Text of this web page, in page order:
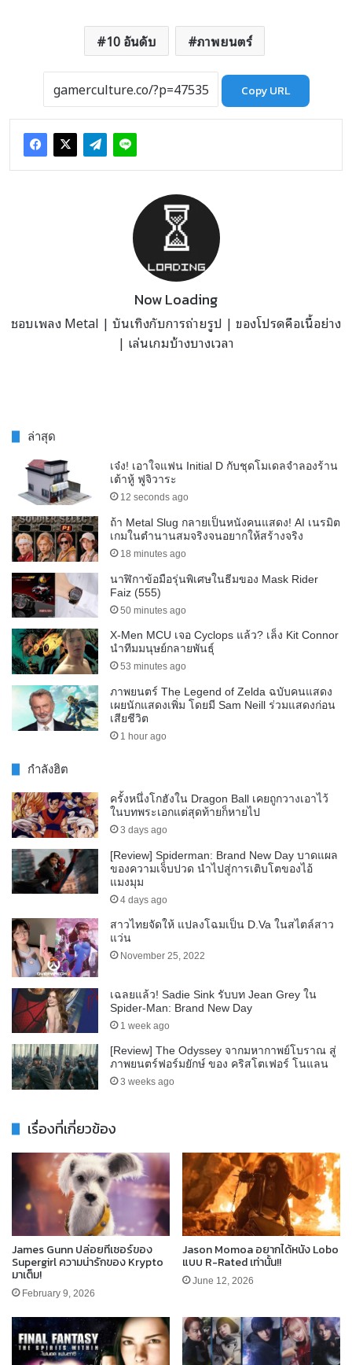
10 อันดับ ภาพยนตร์
Copy URL
Now Loading
ชอบเพลง Metal | บันเทิงกับการถ่ายรูป | ของโปรดคือเนื้อย่าง
| เล่นเกมบ้างบางเวลา
ล่าสุด
เจ๋ง! เอาใจแฟน Initial D กับชุดโมเดลจำลองร้าน
เต้าหู้ ฟูจิวาระ
12 seconds ago
ถ้า Metal Slug กลายเป็นหนังคนแสดง! AI เนรมิต
เกมในตำนานสมจริงจนอยากให้สร้างจริง
18 minutes ago
นาฬิกาข้อมือรุ่นพิเศษในธีมของ Mask Rider
Faiz (555)
50 minutes ago
X-Men MCU เจอ Cyclops แล้ว? เล็ง Kit Connor
นำทีมมนุษย์กลายพันธุ์
53 minutes ago
ภาพยนตร์ The Legend of Zelda ฉบับคนแสดง
เผยนักแสดงเพิ่ม โดยมี Sam Neill ร่วมแสดงก่อน
เสียชีวิต
1 hour ago
กำลังฮิต
ครั้งหนึ่งโกฮังใน Dragon Ball เคยถูกวางเอาไว้
ในบทพระเอกแต่สุดท้ายก็หายไป
3 days ago
[Review] Spiderman: Brand New Day บาดแผล
ของความเจ็บปวด นำไปสู่การเติบโตของไอ้
แมงมุม
4 days ago
สาวไทยจัดให้ แปลงโฉมเป็น D.Va ในสไตล์สาว
แว่น
November 25, 2022
เฉลยแล้ว! Sadie Sink รับบท Jean Grey ใน
Spider-Man: Brand New Day
1 week ago
[Review] The Odyssey จากมหากาพย์โบราณ สู่
ภาพยนตร์ฟอร์มยักษ์ ของ คริสโตเฟอร์ โนแลน
3 weeks ago
เรื่องที่เกี่ยวข้อง
James Gunn ปล่อยทีเซอร์ของ
Supergirl ความน่ารักของ Krypto
มาเต็ม!
February 9, 2026
Jason Momoa อยากได้หนัง Lobo
แบบ R-Rated เท่านั้น!!
June 12, 2026